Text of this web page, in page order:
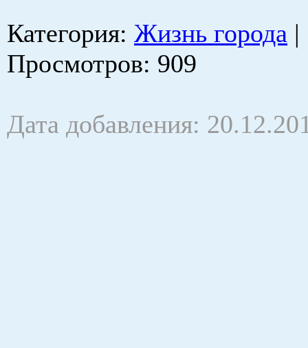
Категория: Жизнь города |
Просмотров: 909
Дата добавления: